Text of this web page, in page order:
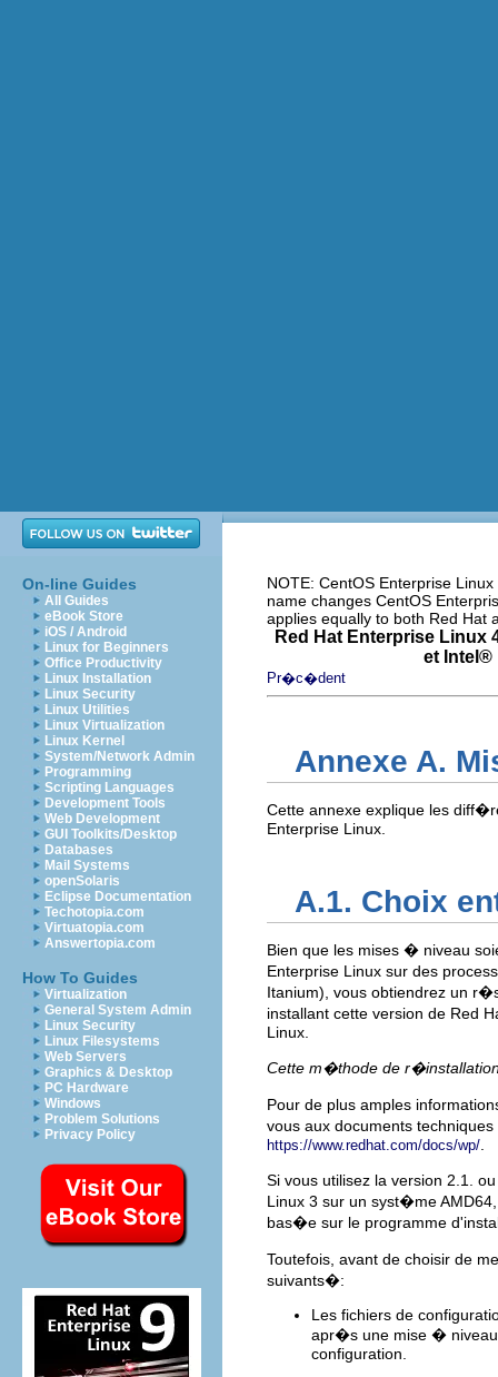
On-line Guides
All Guides
eBook Store
iOS / Android
Linux for Beginners
Office Productivity
Linux Installation
Linux Security
Linux Utilities
Linux Virtualization
Linux Kernel
System/Network Admin
Programming
Scripting Languages
Development Tools
Web Development
GUI Toolkits/Desktop
Databases
Mail Systems
openSolaris
Eclipse Documentation
Techotopia.com
Virtuatopia.com
Answertopia.com
How To Guides
Virtualization
General System Admin
Linux Security
Linux Filesystems
Web Servers
Graphics & Desktop
PC Hardware
Windows
Problem Solutions
Privacy Policy
NOTE: CentOS Enterprise
name changes CentOS
applies equally to both Red Hat
Red Hat Enterprise
et Intel ®
Pr�c�dent
Annexe A.
Cette annexe explique les
Enterprise Linux.
A.1. Choix
Bien que les mises � niveau
Enterprise Linux sur des
Itanium), vous obtiendrez un
installant cette version de Red
Linux.
Cette m�thode de
Pour de plus amples
vous aux documents
https://www.redhat.com/docs/wp/.
Si vous utilisez la version 2.1.
Linux 3 sur un syst�me
bas�e sur le programme
Toutefois, avant de choisir de
suivants�:
Les fichiers de
apr�s une mise � niveau
configuration.